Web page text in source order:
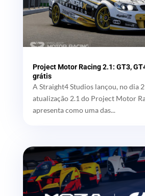
Project Motor Racing 2.1: GT3,
grátis
A Straight4 Studios lançou, no dia
atualização 2.1 do Project Motor
apresenta como uma das...